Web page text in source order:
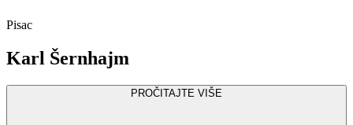
Pisac
Karl Šernhajm
PROČITAJTE VIŠE